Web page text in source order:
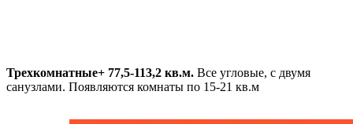
Трехкомнатные+ 77,5-113,2 кв.м. Все угловые, с двумя
санузлами. Появляются комнаты по 15-21 кв.м